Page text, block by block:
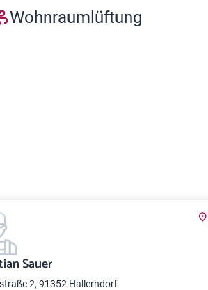
Wohnraumlüftung
Sauer
2, 91352 Hallerndorf